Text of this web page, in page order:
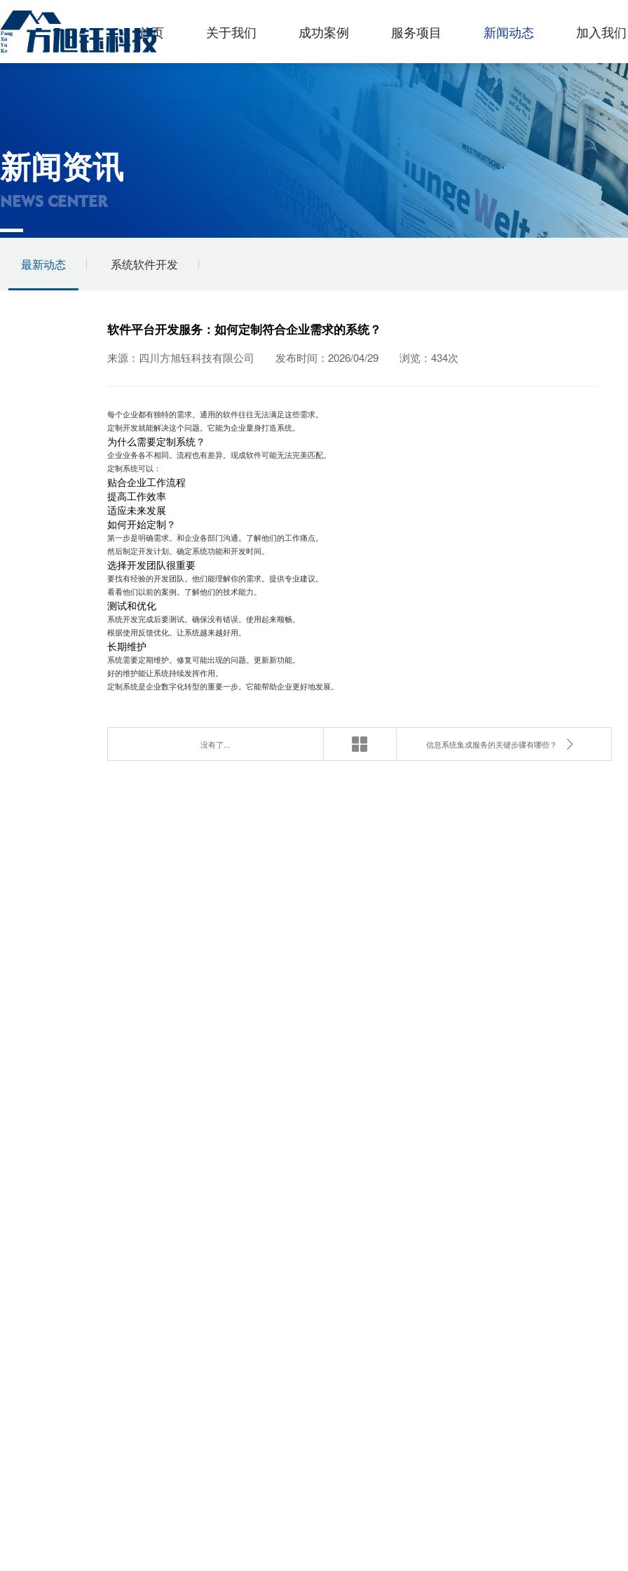
首页 关于我们 成功案例 服务项目 新闻动态 加入我们
新闻资讯
NEWS CENTER
最新动态 系统软件开发
软件平台开发服务：如何定制符合企业需求的系统？
来源：四川方旭钰科技有限公司 发布时间：2026/04/29 浏览：434次
每个企业都有独特的需求。通用的软件往往无法满足这些需求。
定制开发就能解决这个问题。它能为企业量身打造系统。
为什么需要定制系统？
企业业务各不相同。流程也有差异。现成软件可能无法完美匹配。
定制系统可以：
贴合企业工作流程
提高工作效率
适应未来发展
如何开始定制？
第一步是明确需求。和企业各部门沟通。了解他们的工作痛点。
然后制定开发计划。确定系统功能和开发时间。
选择开发团队很重要
要找有经验的开发团队。他们能理解你的需求。提供专业建议。
看看他们以前的案例。了解他们的技术能力。
测试和优化
系统开发完成后要测试。确保没有错误。使用起来顺畅。
根据使用反馈优化。让系统越来越好用。
长期维护
系统需要定期维护。修复可能出现的问题。更新新功能。
好的维护能让系统持续发挥作用。
定制系统是企业数字化转型的重要一步。它能帮助企业更好地发展。
没有了... 信息系统集成服务的关键步骤有哪些？